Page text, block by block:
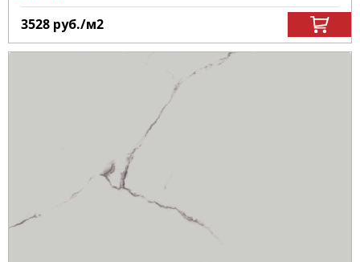
3528 руб./м2